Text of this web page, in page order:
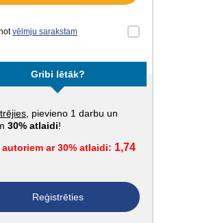
vēlmju sarakstam
Gribi lētāk?
, pievieno 1 darbu un
30% atlaidi!
autoriem ar 30% atlaidi: 1,74
Reģistrēties